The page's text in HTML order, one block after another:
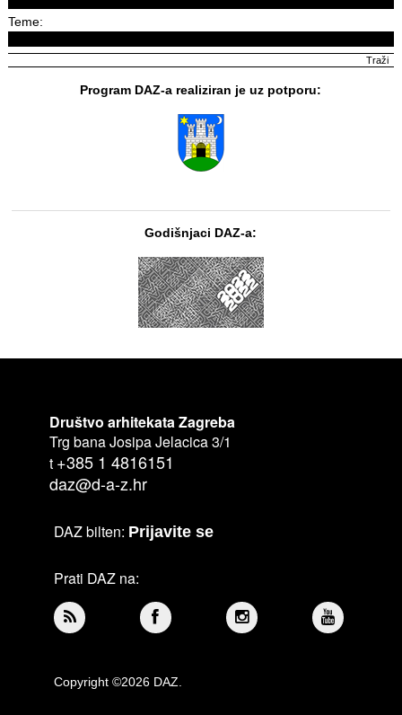
Teme:
Program DAZ-a realiziran je uz potporu:
Godišnjaci DAZ-a:
Društvo arhitekata Zagreba
Trg bana Josipa Jelacica 3/1
t +385 1 4816151
daz@d-a-z.hr
DAZ bilten: Prijavite se
Prati DAZ na:
Copyright ©2026 DAZ.